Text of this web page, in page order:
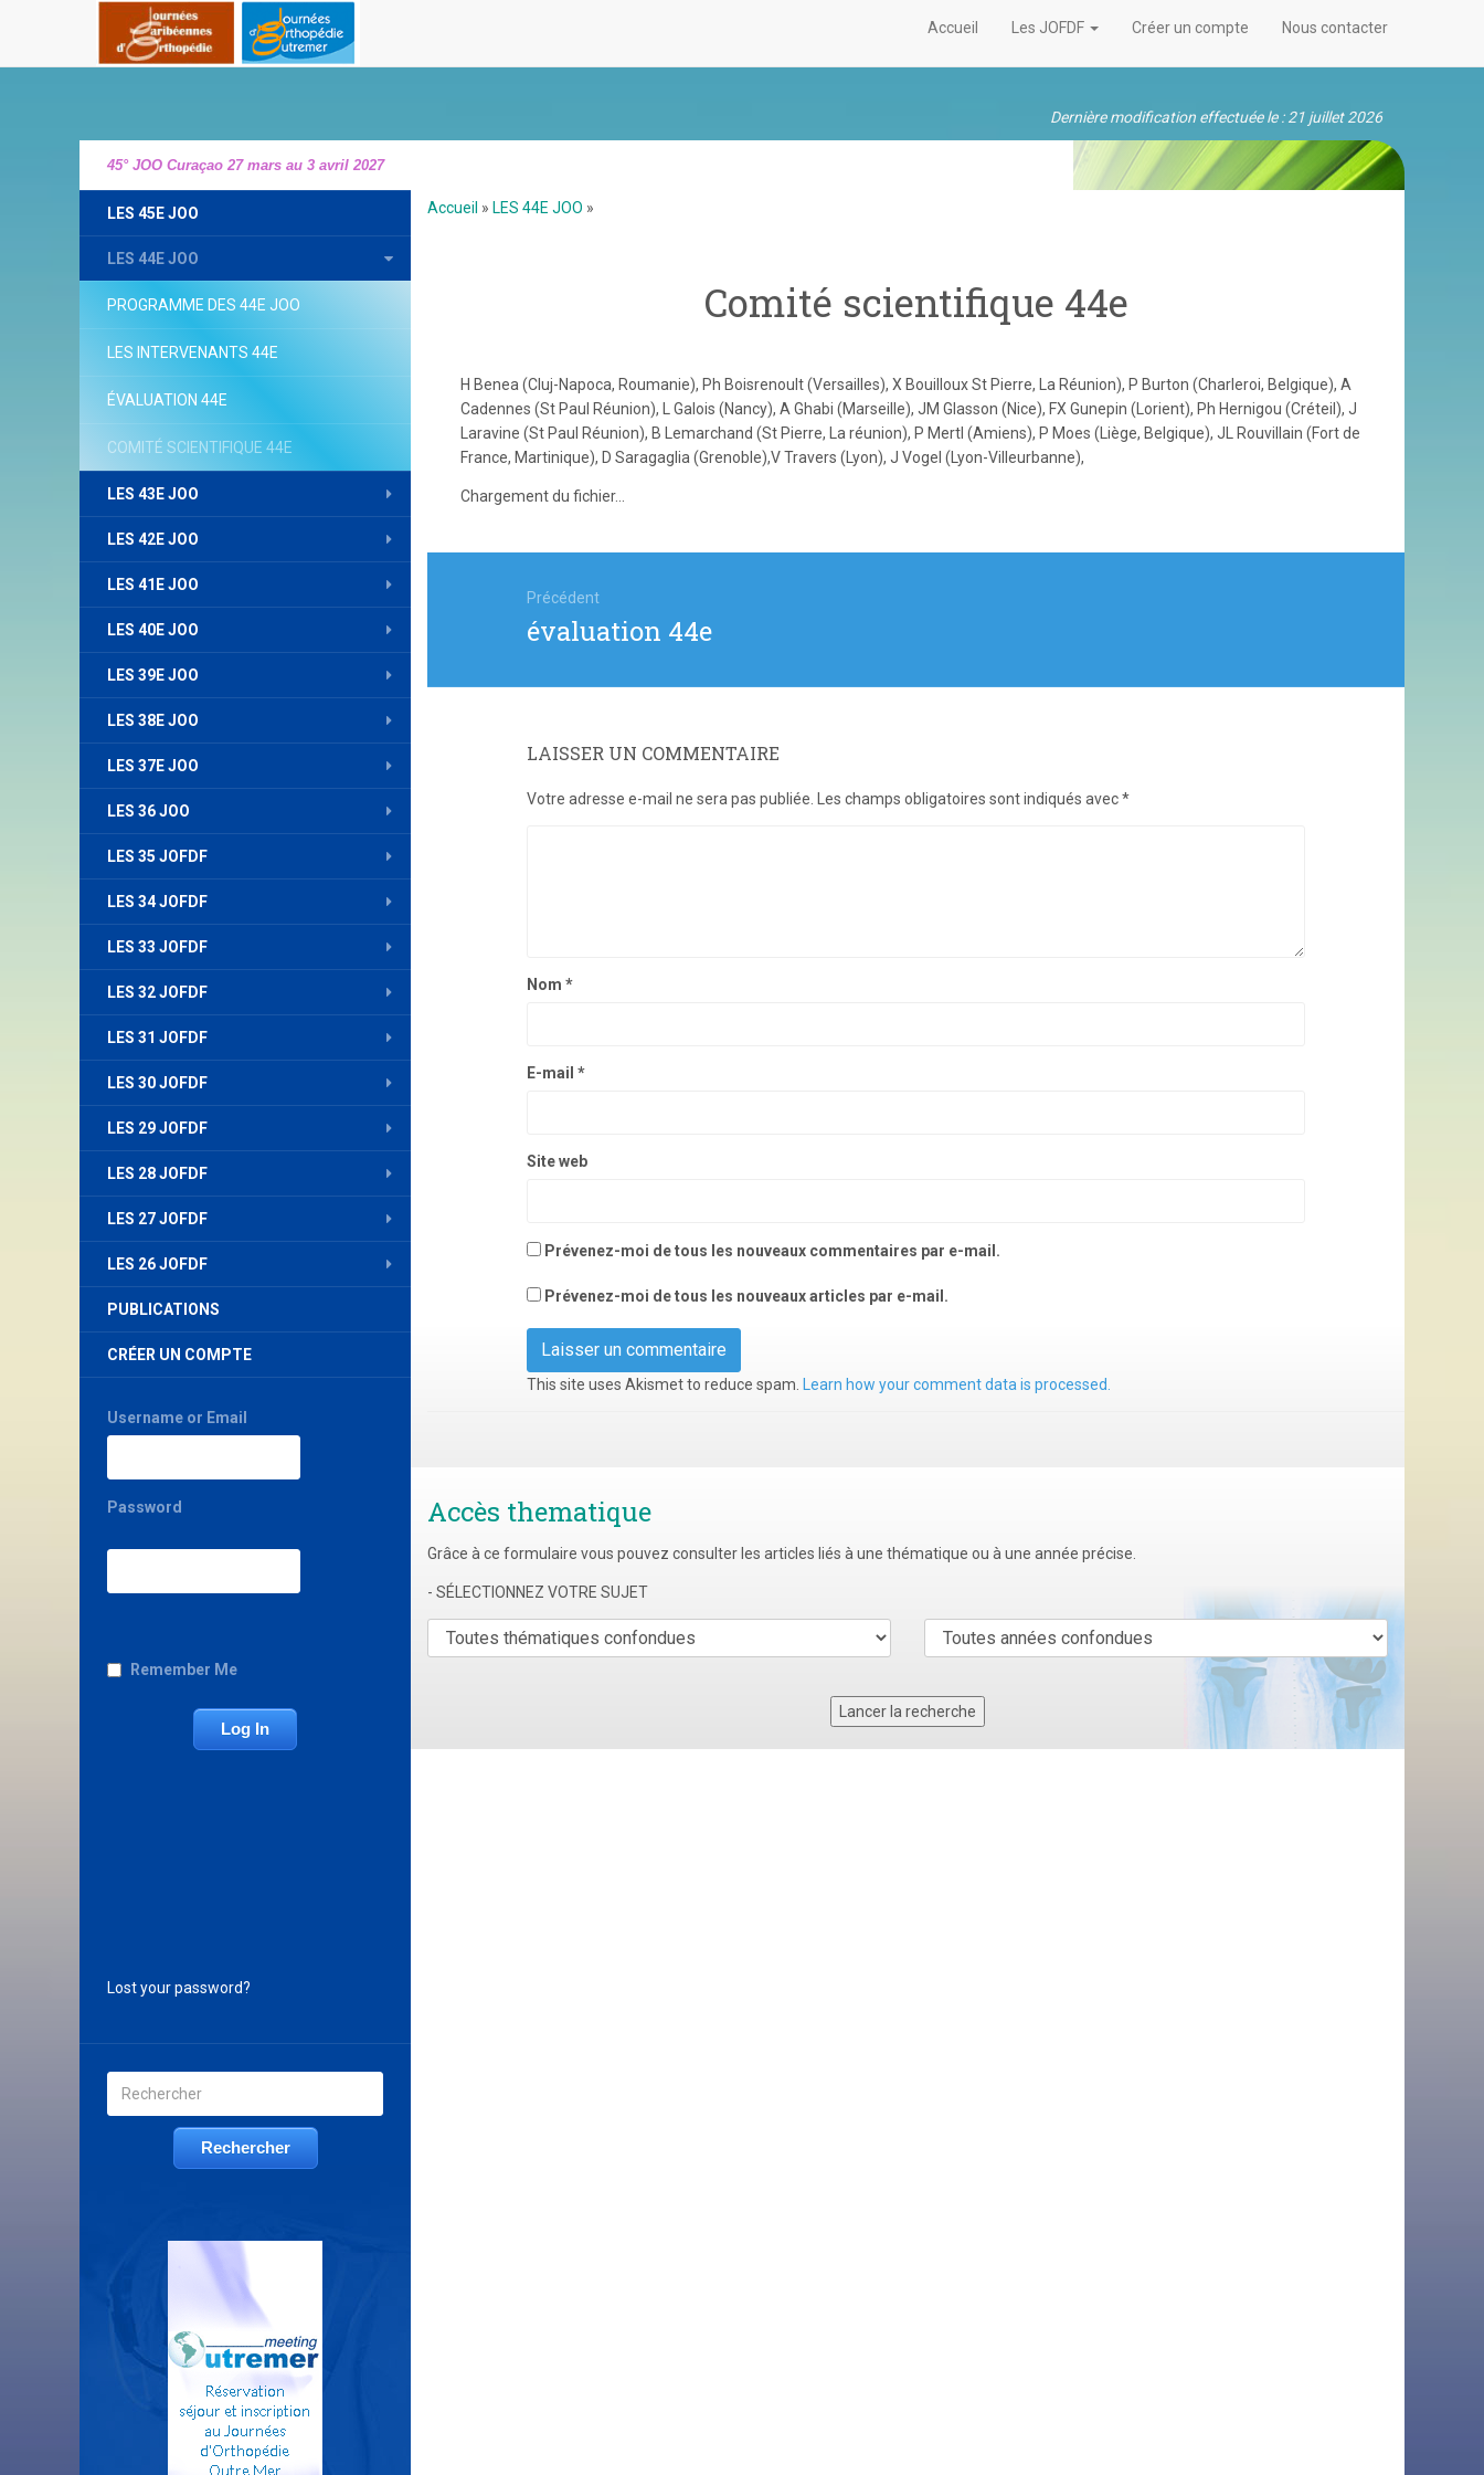
Dernière modification effectuée le : 21 juillet 2026
45° JOO Curaçao 27 mars au 3 avril 2027
Accueil Les JOFDF Créer un compte Nous contacter
LES 45E JOO
LES 44E JOO
PROGRAMME DES 44E JOO
LES INTERVENANTS 44E
ÉVALUATION 44E
COMITÉ SCIENTIFIQUE 44E
LES 43E JOO
LES 42E JOO
LES 41E JOO
LES 40E JOO
LES 39E JOO
LES 38E JOO
LES 37E JOO
LES 36 JOO
LES 35 JOFDF
LES 34 JOFDF
LES 33 JOFDF
LES 32 JOFDF
LES 31 JOFDF
LES 30 JOFDF
LES 29 JOFDF
LES 28 JOFDF
LES 27 JOFDF
LES 26 JOFDF
PUBLICATIONS
CRÉER UN COMPTE
Username or Email
Password
Remember Me
Lost your password?
Accueil » LES 44E JOO »
Comité scientifique 44e
H Benea (Cluj-Napoca, Roumanie), Ph Boisrenoult (Versailles), X Bouilloux St Pierre, La Réunion), P Burton (Charleroi, Belgique), A
Cadennes (St Paul Réunion), L Galois (Nancy), A Ghabi (Marseille), JM Glasson (Nice), FX Gunepin (Lorient), Ph Hernigou (Créteil), J
Laravine (St Paul Réunion), B Lemarchand (St Pierre, La réunion), P Mertl (Amiens), P Moes (Liège, Belgique), JL Rouvillain (Fort de
France, Martinique), D Saragaglia (Grenoble),V Travers (Lyon), J Vogel (Lyon-Villeurbanne),
Chargement du fichier...
l’article
Précédent
Article
précédent
évaluation 44e
LAISSER UN COMMENTAIRE
Votre adresse e-mail ne sera pas publiée. Les champs obligatoires sont indiqués avec*
Nom *
E-mail *
Site web
Prévenez-moi de tous les nouveaux commentaires par e-mail.
Prévenez-moi de tous les nouveaux articles par e-mail.
This site uses Akismet to reduce spam. Learn how your comment data is processed.
Accès thematique
Grâce à ce formulaire vous pouvez consulter les articles liés à une thématique ou à une année précise.
- SÉLECTIONNEZ VOTRE SUJET